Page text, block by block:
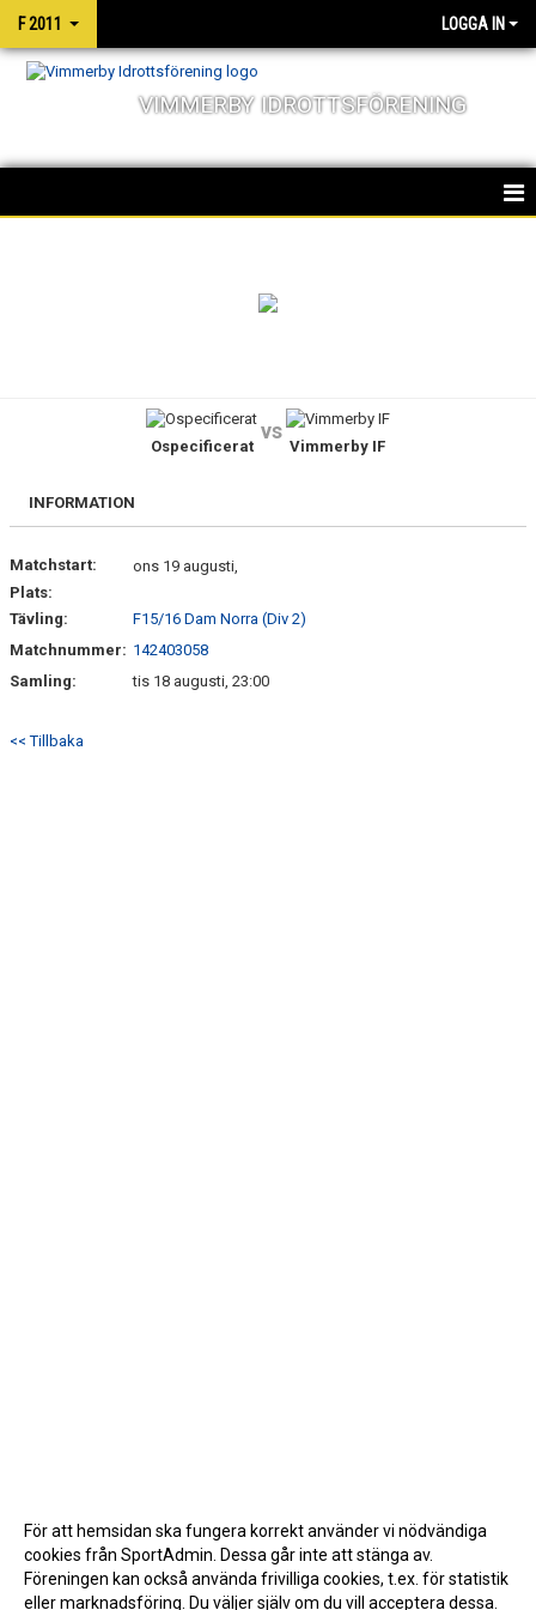
F 2011 LOGGA IN
VIMMERBY IDROTTSFÖRENING
Ospecificerat
vs
Vimmerby IF
INFORMATION
Matchstart:
ons 19 augusti,
Plats:
Tävling:
F15/16 Dam Norra (Div 2)
Matchnummer: 142403058
Samling:
tis 18 augusti, 23:00
<< Tillbaka
För att hemsidan ska fungera korrekt använder vi nödvändiga
cookies från SportAdmin. Dessa går inte att stänga av.
Föreningen kan också använda frivilliga cookies, t.ex. för statistik
eller marknadsföring. Du väljer själv om du vill acceptera dessa.